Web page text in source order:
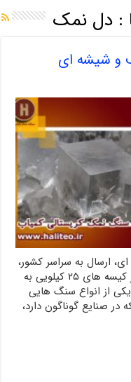
: دل نمک
و شیشه ای
ارسال به سراسر کشور،
حداقل ارسال ۱۰۰ کیلو، امکان صادرات در کیسه های ۲۵ کیلویی به
سنگ نمک، یکی از انواع سنگ هایی
در صنایع گوناگون دارد،